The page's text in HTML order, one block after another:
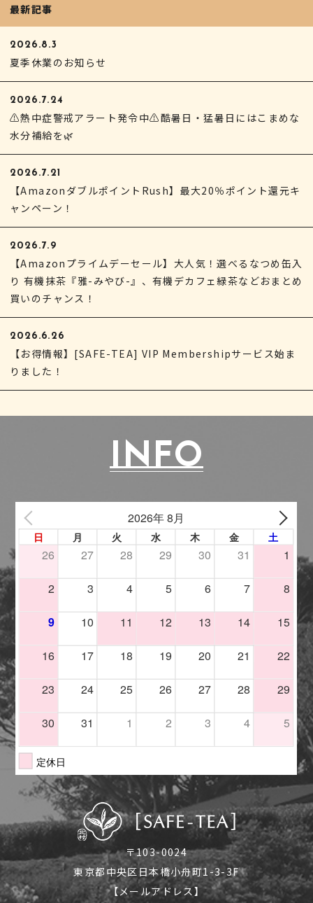
最新記事
2026.8.3
夏季休業のお知らせ
2026.7.24
⚠熱中症警戒アラート発令中⚠酷暑日・猛暑日にはこまめな
水分補給を🌿
2026.7.21
【AmazonダブルポイントRush】最大20％ポイント還元キ
ャンペーン！
2026.7.9
【Amazonプライムデーセール】大人気！選べるなつめ缶入
り 有機抹茶『雅-みやび-』、有機デカフェ緑茶などおまとめ
買いのチャンス！
2026.6.26
【お得情報】[SAFE-TEA] VIP Membershipサービス始ま
りました！
INFO
〒103-0024
東京都中央区日本橋小舟町1-3-3F
【メールアドレス】